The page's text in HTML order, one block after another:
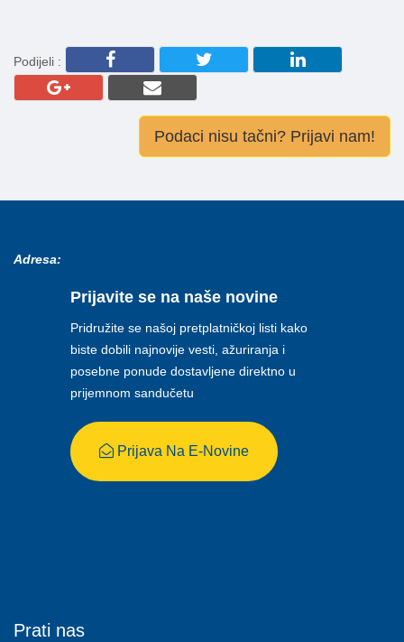
Podijeli :
Podaci nisu tačni? Prijavi nam!
Adresa:
Prijavite se na naše novine
Pridružite se našoj pretplatničkoj listi kako
biste dobili najnovije vesti, ažuriranja i
posebne ponude dostavljene direktno u
prijemnom sandučetu
Prijava Na E-Novine
Prati nas